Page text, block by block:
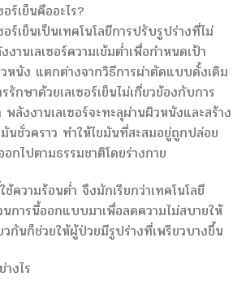
ร์เย็นคืออะไร?
ร์เย็นเป็นเทคโนโลยีการปรับรูปร่างที่ไม่
านเลเซอร์ความเข้มต่ำเพื่อกำหนดเป้า
หนัง แตกต่างจากวิธีการผ่าตัดแบบดั้งเดิม
รักษาด้วยเลเซอร์เย็นไม่เกี่ยวข้องกับการ
ลังงานเลเซอร์จะทะลุผ่านผิวหนังและสร้าง
มันชั่วคราว ทำให้ไขมันที่สะสมอยู่ถูกปล่อย
กไปตามธรรมชาติโดยร่างกาย
ช้ความร้อนต่ำ จึงมักเรียกว่าเทคโนโลยี
นการนี้ออกแบบมาเพื่อลดความไม่สบายให้
กันก็ช่วยให้ผู้ป่วยมีรูปร่างที่เพรียวบางขึ้น
งไร